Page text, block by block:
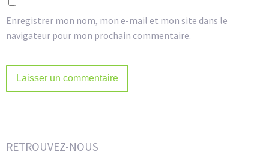
Enregistrer mon nom, mon e-mail et mon site dans le
navigateur pour mon prochain commentaire.
RETROUVEZ-NOUS